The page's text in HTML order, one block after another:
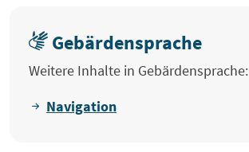
Gebärdensprache
Weitere Inhalte in Gebärdensprache:
Navigation